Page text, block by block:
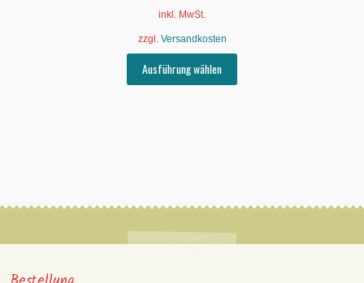
inkl. MwSt.
zzgl. Versandkosten
Ausführung wählen
können